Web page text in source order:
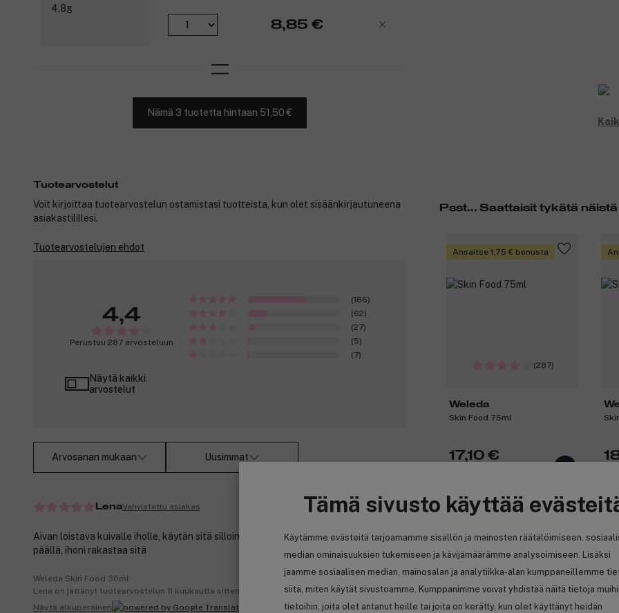
Tämä sivusto käyttää
Käytämme evästeitä tarjoamamme sisällön ja mainosten räätälöimiseen,
median ominaisuuksien tukemiseen ja kävijämäärämme analysoimiseen. Lisäksi
jaamme sosiaalisen median, mainosalan ja analytiikka-alan kumppaneillemme
siitä, miten käytät sivustoamme. Kumppanimme voivat yhdistää näitä tietoja
tietoihin, joita olet antanut heille tai joita on kerätty, kun olet käyttänyt heidän
8,85 €
Nämä 3 tuotetta hintaan 51,50 €
Psst... Saattaisit tykätä näistä
Ansaitse 1,75 € bonusta
(287)
Weleda
Skin Food 75ml
17,10 €
Tuotearvostelut
Voit kirjoittaa tuotearvostelun ostamistasi tuotteista, kun olet sisäänkirjautuneena
asiakastilillesi.
Tuotearvostelujen ehdot
4,4
Perustuu 287 arvosteluun
(186)
(62)
(27)
(5)
(7)
Näytä kaikki
arvostelut
Arvosanan mukaan Uusimmat
LenaVahvistettu asiakas 0
Aivan loistava kuivalle iholle, käytän sitä silloin tällöin yönaamiona seerumin
päällä, ihoni rakastaa sitä
Weleda Skin Food 30ml
Lena on jättänyt tuotearvostelun 11 kuukautta sitten | cocopanda.no
Näytä alkuperäinen